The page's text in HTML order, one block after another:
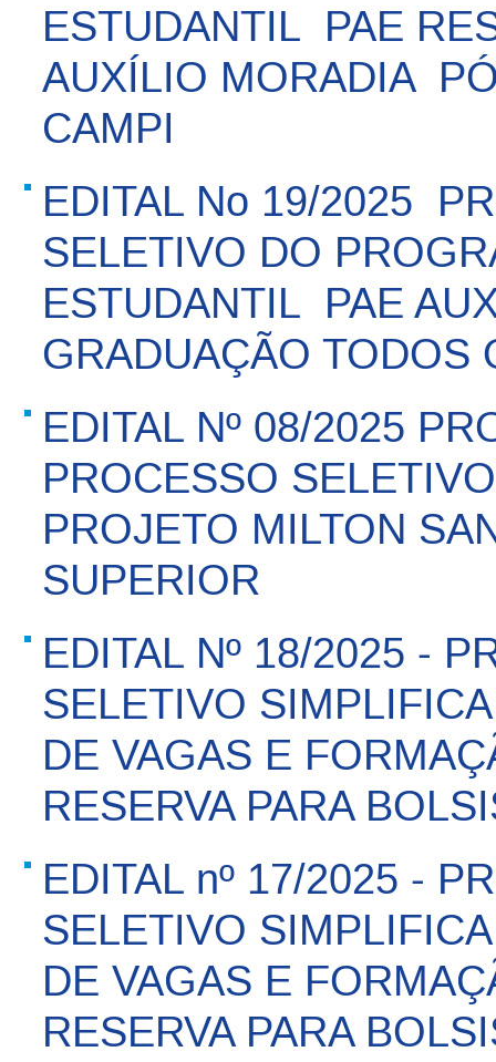
ESTUDANTIL  PAE
AUXÍLIO MORADIA 
CAMPI
EDITAL No 19/2025 
SELETIVO DO
ESTUDANTIL  PAE
GRADUAÇÃO TODOS
EDITAL Nº 08/2025
PROCESSO
PROJETO MILTON
SUPERIOR
EDITAL Nº 18/2025 -
SELETIVO
DE VAGAS E
RESERVA PARA
EDITAL nº 17/2025 -
SELETIVO
DE VAGAS E
RESERVA PARA